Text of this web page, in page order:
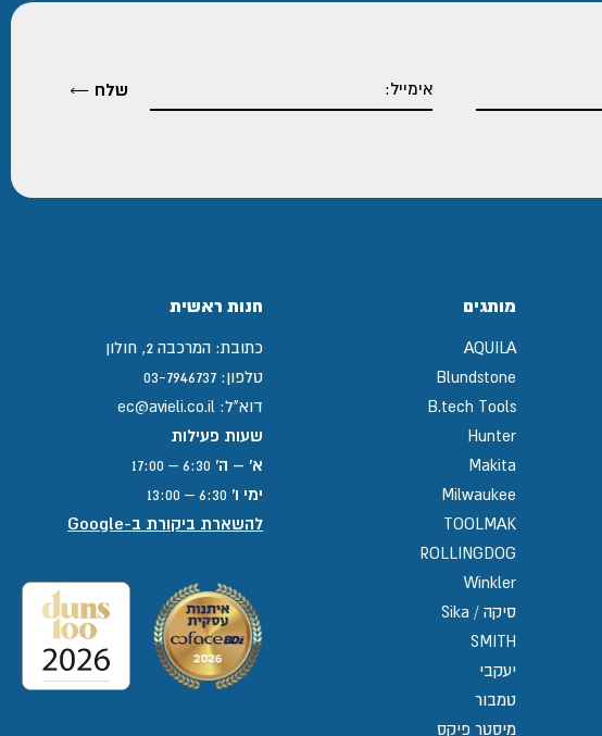
מותגים
AQUILA
Blundstone
B.tech Tools
Hunter
Makita
Milwaukee
TOOLMAK
ROLLINGDOG
Winkler
סיקה / Sika
SMITH
יעקבי
טמבור
מיסטר פיקס
חנות ראשית
כתובת: המרכבה 2, חולון
טלפון: 03-7946737
דוא"ל: ec@avieli.co.il
שעות פעילות
א' – ה'
ימי ו'
להשארת ביקורת ב-Google